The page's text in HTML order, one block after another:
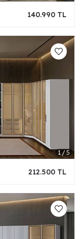
140.990 TL
212.500 TL